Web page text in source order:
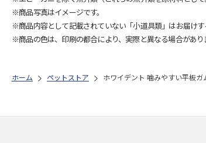
※商品写真はイメージです。
※商品内容として記載されていない「小道具類」はお届けす
※商品の色は、印刷の都合により、実際と異なる場合があり
ホーム ペットストア ホワイデント 噛みやすい平板